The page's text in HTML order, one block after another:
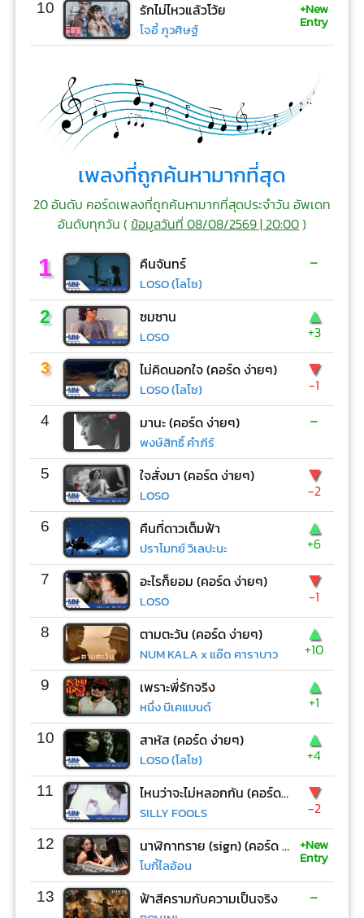
10 รักไม่ไหวแล้วโว้ย
โจอี้ ภูวศิษฐ์
+New
Entry
เพลงที่ถูกค้นหามากที่สุด
20 อันดับ คอร์ดเพลงที่ถูกค้นหามากที่สุดประจำวัน อัพเดท
อันดับทุกวัน (ข้อมูลวันที่ 08/08/2569 | 20:00)
1 คืนจันทร์
LOSO (โลโซ)
-
2 ซมซาน
LOSO
▲
+3
3 ไม่คิดนอกใจ (คอร์ด ง่ายๆ)
LOSO (โลโซ)
▼
-1
4 มานะ (คอร์ด ง่ายๆ)
พงษ์สิทธิ์ คำภีร์
-
5 ใจสั่งมา (คอร์ด ง่ายๆ)
LOSO
▼
-2
6 คืนที่ดาวเต็มฟ้า
ปราโมทย์ วิเลปะนะ
▲
+6
7 อะไรก็ยอม (คอร์ด ง่ายๆ)
LOSO
▼
-1
8 ตามตะวัน (คอร์ด ง่ายๆ)
NUM KALA x แอ๊ด คาราบาว
▲
+10
9 เพราะพี่รักจริง
หนึ่ง บีเคแบนด์
▲
+1
10 สาหัส (คอร์ด ง่ายๆ)
LOSO (โลโซ)
▲
+4
11 ไหนว่าจะไม่หลอกกัน (คอร์ด ง่ายๆ)
SILLY FOOLS
▼
-2
12 นาฬิกาทราย (sign) (คอร์ด ง่ายๆ)
โบกี้ไลอ้อน
+New
Entry
13 ฟ้าสีครามกับความเป็นจริง -